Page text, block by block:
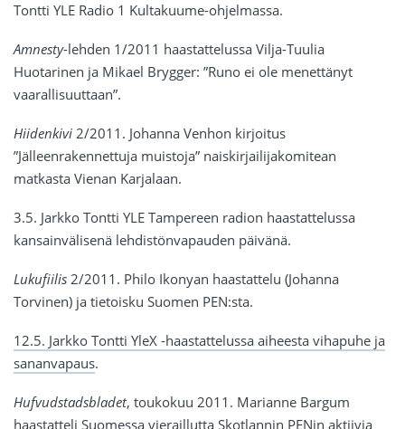
Tontti YLE Radio 1 Kultakuume-ohjelmassa.
Amnesty-lehden 1/2011 haastattelussa Vilja-Tuulia
Huotarinen ja Mikael Brygger: ”Runo ei ole menettänyt
vaarallisuuttaan”.
Hiidenkivi 2/2011. Johanna Venhon kirjoitus
”Jälleenrakennettuja muistoja” naiskirjailijakomitean
matkasta Vienan Karjalaan.
3.5. Jarkko Tontti YLE Tampereen radion haastattelussa
kansainvälisenä lehdistönvapauden päivänä.
Lukufiilis 2/2011. Philo Ikonyan haastattelu (Johanna
Torvinen) ja tietoisku Suomen PEN:sta.
12.5. Jarkko Tontti YleX -haastattelussa aiheesta vihapuhe ja
sananvapaus.
Hufvudstadsbladet, toukokuu 2011. Marianne Bargum
haastatteli Suomessa vieraillutta Skotlannin PENin aktiivia